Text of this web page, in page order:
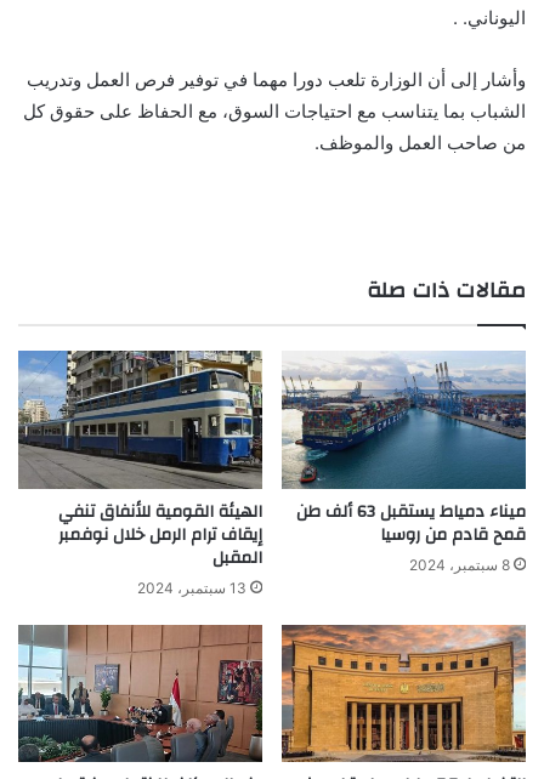
اليوناني. .
وأشار إلى أن الوزارة تلعب دورا مهما في توفير فرص العمل وتدريب
الشباب بما يتناسب مع احتياجات السوق، مع الحفاظ على حقوق كل
من صاحب العمل والموظف.
مقالات ذات صلة
ميناء دمياط يستقبل 63 ألف طن
قمح قادم من روسيا
8 سبتمبر، 2024
الهيئة القومية للأنفاق تنفي
إيقاف ترام الرمل خلال نوفمبر
المقبل
13 سبتمبر، 2024